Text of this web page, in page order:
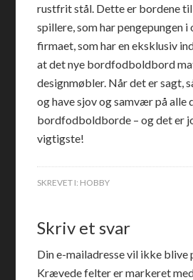
rustfrit stål. Dette er bordene
spillere, som har pengepungen
firmaet, som har en eksklusiv
at det nye bordfodboldbord
designmøbler. Når det er sagt,
og have sjov og samvær på
bordfodboldborde – og det er
vigtigste!
SKREVET I: HOBBY
Skriv et svar
Din e-mailadresse vil ikke blive
Krævede felter er markeret